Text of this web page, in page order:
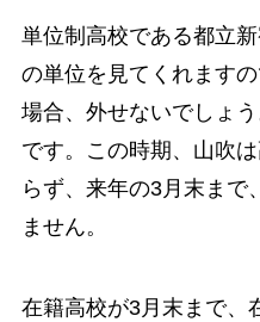
単位制高校である都立
の単位を見てくれます
場合、外せないでしょ
です。この時期、山吹
らず、来年の3月末まで
ません。
在籍高校が3月末まで、